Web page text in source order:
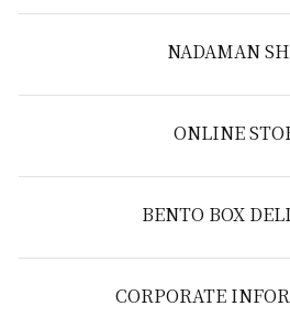
NADAMAN
ONLINE
BENTO BOX
CORPORATE